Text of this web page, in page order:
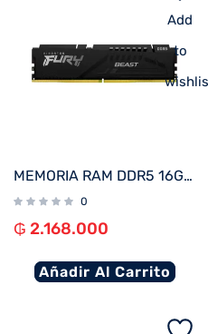
Add
to
MEMORIA RAM DDR5 16GB 5200 KINGSTON FURY BEAST BK KF552C40BB-16
0
₲ 2.168.000
Añadir Al Carrito